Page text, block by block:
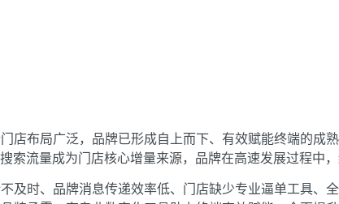
店布局广泛，品牌已形成自上而下、有效赋能终端的成
索流量成为门店核心增量来源，品牌在高速发展过程中，
及时、品牌消息传递效率低、门店缺少专业逼单工具、